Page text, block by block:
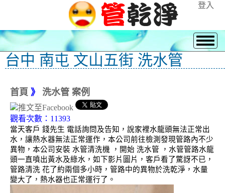
登入
台中 南屯 文山五街 洗水管
首頁 》 洗水管 案例
觀看次數：11393
當天客戶 錢先生 電話詢問及告知，說家裡水龍頭無法正常出
水，讓熱水器無法正常運作，本公司前往檢測發現管路內不少
異物，本公司安裝 水管清洗機 ，開始 洗水管 ，水管管路水龍
頭一直噴出黃水及綠水，如下影片圖片，客戶看了驚訝不已，
管路清洗 花了約兩個多小時，管路中的異物於洗乾淨，水量
變大了，熱水器也正常運行了。